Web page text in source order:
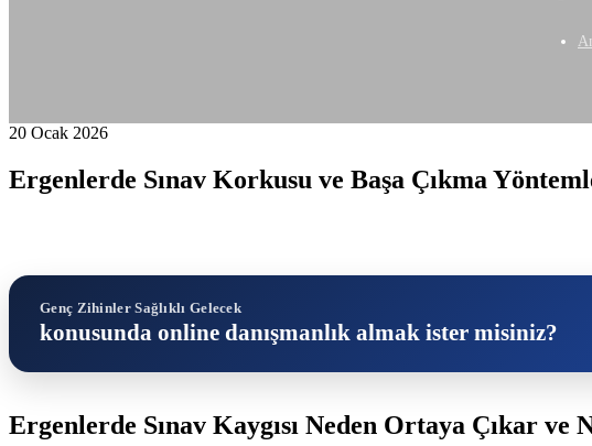
20 Ocak 2026
Ergenlerde Sınav Korkusu ve Başa Çıkma
Genç Zihinler Sağlıklı Gelecek
konusunda online danışmanlık almak ister misiniz?
Ergenlerde Sınav Kaygısı Neden Ortaya Çıkar ve